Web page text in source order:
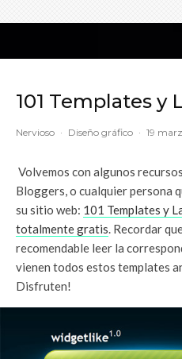
101 Templates y
Nervioso · Diseño gráfico · 19
Volvemos con algunos
Bloggers, o cualquier persona
su sitio web: 101 Templates y
totalmente gratis. Recordar
recomendable leer la
vienen todos estos templates
Disfruten!